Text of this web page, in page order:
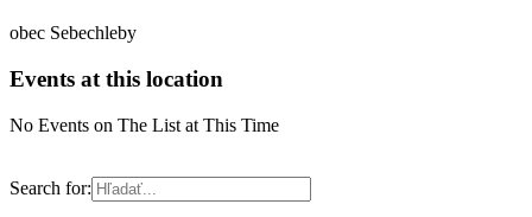
obec Sebechleby
Events at this location
No Events on The List at This Time
Search for: